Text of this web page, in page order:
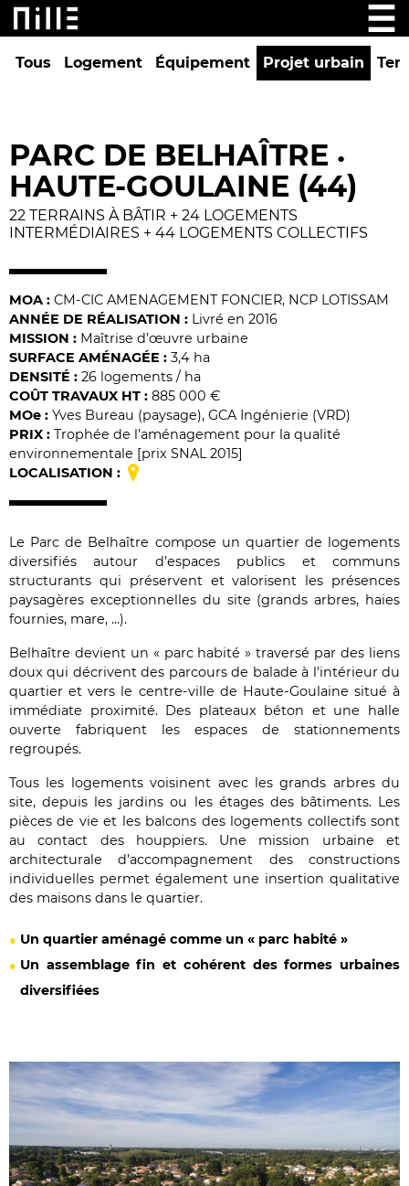
Tous Logement Équipement Projet urbain
PARC DE BELHAÎTRE •
HAUTE-GOULAINE (44)
22 TERRAINS À BÂTIR + 24 LOGEMENTS
INTERMÉDIAIRES + 44 LOGEMENTS COLLECTIFS
MOA : CM-CIC AMENAGEMENT FONCIER, NCP LOTISSAM
ANNÉE DE RÉALISATION : Livré en 2016
MISSION : Maîtrise d’œuvre urbaine
SURFACE AMÉNAGÉE : 3,4 ha
DENSITÉ : 26 logements / ha
COÛT TRAVAUX HT : 885 000 €
MOe : Yves Bureau (paysage), GCA Ingénierie (VRD)
PRIX : Trophée de l’aménagement pour la qualité
environnementale [prix SNAL 2015]
LOCALISATION :
Le Parc de Belhaître compose un quartier de logements
diversifiés autour d’espaces publics et communs
structurants qui préservent et valorisent les présences
paysagères exceptionnelles du site (grands arbres, haies
fournies, mare, ...).
Belhaître devient un « parc habité » traversé par des liens
doux qui décrivent des parcours de balade à l’intérieur du
quartier et vers le centre-ville de Haute-Goulaine situé à
immédiate proximité. Des plateaux béton et une halle
ouverte fabriquent les espaces de stationnements
regroupés.
Tous les logements voisinent avec les grands arbres du
site, depuis les jardins ou les étages des bâtiments. Les
pièces de vie et les balcons des logements collectifs sont
au contact des houppiers. Une mission urbaine et
architecturale d’accompagnement des constructions
individuelles permet également une insertion qualitative
des maisons dans le quartier.
Un quartier aménagé comme un « parc habité »
Un assemblage fin et cohérent des formes urbaines
diversifiées